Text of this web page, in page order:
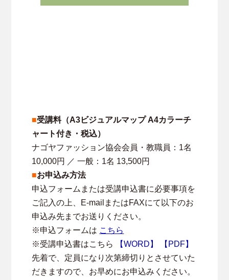
■受講料（A3ビジュアルマップ A4カラーチ
ャート付き・税込）
ナゴヤファッション協会会員・教職員：1名
10,000円 ／ 一般：1名 13,500円
■お申込み方法
申込フォームまたは受講申込書に必要事項を
ご記入の上、E-mailまたはFAXにて以下のお
申込み先までお送りください。
※申込フォームは こちら
※受講申込書はこちら
【WORD】
【PDF】
先着で、定員になり次第締切りとさせていた
だきますので、お早めにお申込みください。